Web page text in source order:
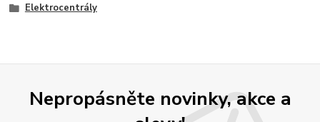
Elektrocentrály
Nepropásněte novinky, akce a